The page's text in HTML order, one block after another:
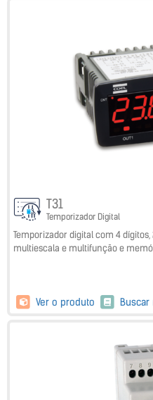
T31
Temporizador Digital
Temporizador digital com 4
multiescala e multifunção e
Ver o produto Buscar